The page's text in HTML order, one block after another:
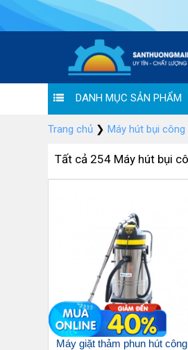
DANH MỤC SẢN PHẨM
Hoàng Liên
Trang chủ ❯ Máy hút bụi công
Tất cả 254 Máy hút bụi
Máy giặt thảm phun hút công